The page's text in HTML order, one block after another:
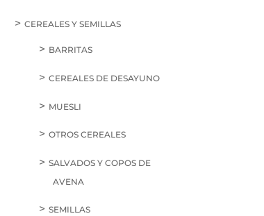
CEREALES Y SEMILLAS
BARRITAS
CEREALES DE DESAYUNO
MUESLI
OTROS CEREALES
SALVADOS Y COPOS DE
AVENA
SEMILLAS